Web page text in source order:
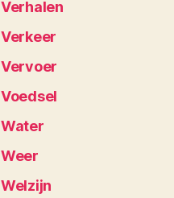
Verhalen
Verkeer
Vervoer
Voedsel
Water
Weer
Welzijn